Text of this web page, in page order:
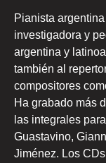
Pianista
investigadora y
argentina y
también al
compositores
Ha grabado más
las integrales
Guastavino,
Jiménez. Los